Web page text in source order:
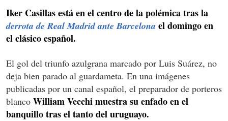
Iker Casillas está en el centro de la polémica tras la
derrota de Real Madrid ante Barcelona el domingo en
el clásico español.
El gol del triunfo azulgrana marcado por Luis Suárez, no
deja bien parado al guardameta. En una imágenes
publicadas por un canal español, el preparador de porteros
blanco William Vecchi muestra su enfado en el
banquillo tras el tanto del uruguayo.